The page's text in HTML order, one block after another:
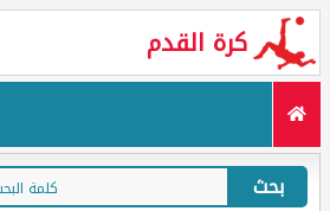
كرة القدم
بحث